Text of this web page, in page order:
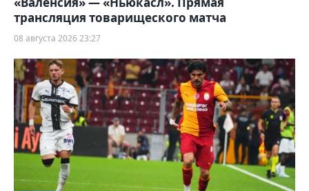
трансляция товарищеского матча
08 августа 2026 23:27